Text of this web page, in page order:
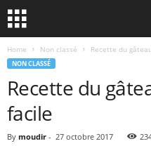
Home Non classé Recette du
NON CLASSÉ
Recette du
facile
By moudir - 27 octobre 2017